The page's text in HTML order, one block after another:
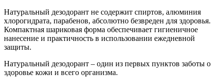
Натуральный дезодорант не содержит спиртов, алюминия
хлорогидрата, парабенов, абсолютно безвреден для здоровья.
Компактная шариковая форма обеспечивает гигиеничное
нанесение и практичность в использовании ежедневной
защиты.
Натуральный дезодорант – один из первых пунктов заботы о
здоровье кожи и всего организма.